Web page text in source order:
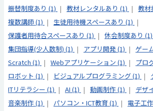
振替制度あり (1)
教材レンタルあり (1)
教材
複数講師 (1)
生徒用待機スペースあり (1)
保護者用待合スペースあり (1)
休会制度あり (1)
集団指導(少人数制) (1)
アプリ開発 (1)
ゲー
Scratch (1)
Webアプリケーション (1)
プロ
ロボット (1)
ビジュアルプログラミング (1)
ITリテラシー (1)
AI (1) 動画制作 (1)
デザ
音楽制作 (1)
パソコン・ICT教育 (1)
電子工